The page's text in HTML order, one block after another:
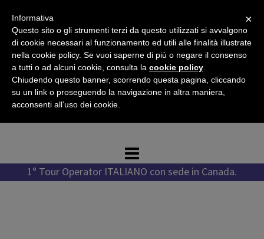
contenuto
Tel. +1 778 987 1796
Tel. +39 351 776 7276
WhatsApp +1 778 987 1796
1° Tour Operator ITALIANO con sede in Canada.
×
Informativa
Questo sito o gli strumenti terzi da questo utilizzati si avvalgono
di cookie necessari al funzionamento ed utili alle finalità illustrate
nella cookie policy. Se vuoi saperne di più o negare il consenso
a tutti o ad alcuni cookie, consulta la cookie policy
Chiudendo questo banner, scorrendo questa pagina, cliccando
su un link o proseguendo la navigazione in altra maniera,
acconsenti all’uso dei cookie.